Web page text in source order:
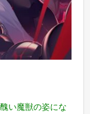
い魔獣の姿にな